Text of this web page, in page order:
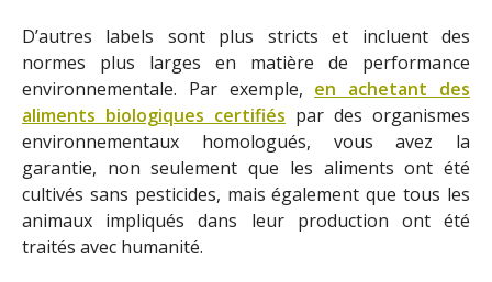
D’autres labels sont plus stricts et incluent des
normes plus larges en matière de performance
environnementale. Par exemple, en achetant des
aliments biologiques certifiés par des organismes
environnementaux homologués, vous avez la
garantie, non seulement que les aliments ont été
cultivés sans pesticides, mais également que tous les
animaux impliqués dans leur production ont été
traités avec humanité.